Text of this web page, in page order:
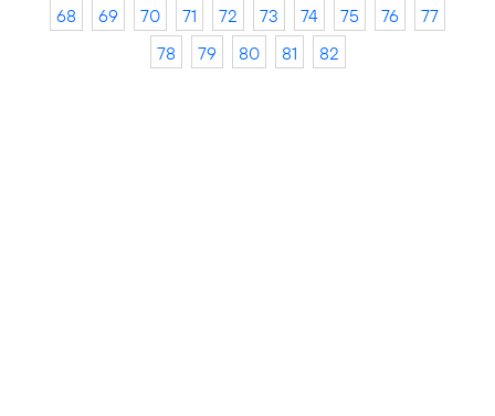
68
69 70 71 72 73 74 75 76
77
78
79 80 81 82